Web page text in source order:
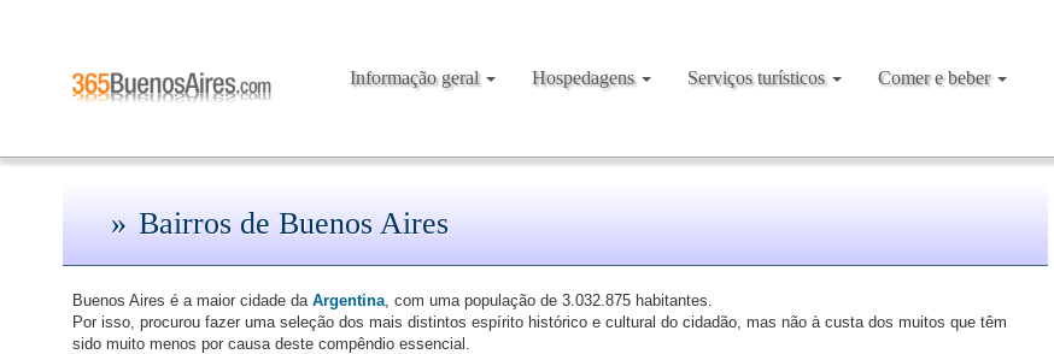
Informação geral Hospedagens Serviços turísticos Comer e beber
Bairros de Buenos Aires
Buenos Aires é a maior cidade da Argentina, com uma população de 3.032.875 habitantes.
Por isso, procurou fazer uma seleção dos mais distintos espírito histórico e cultural do cidadão, mas não à custa dos muitos que têm
sido muito menos por causa deste compêndio essencial.